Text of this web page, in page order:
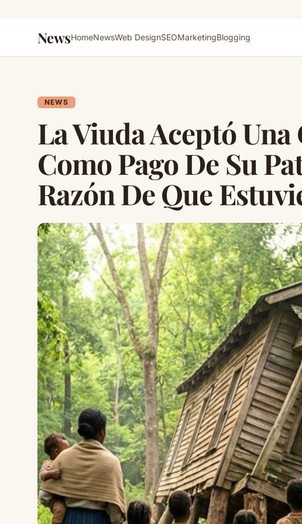
NewsHomeNewsWeb DesignSEOMarketingBlogging
NEWS
La Viuda Aceptó Una
Como Pago De Su
Razón De Que